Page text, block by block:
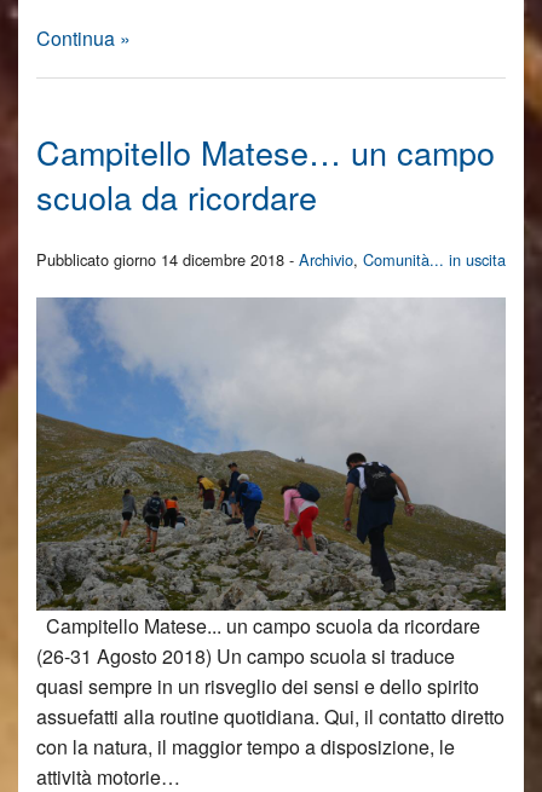
Continua »
Campitello Matese… un campo
scuola da ricordare
Pubblicato giorno 14 dicembre 2018 - Archivio, Comunità... in uscita
Campitello Matese... un campo scuola da ricordare
(26-31 Agosto 2018) Un campo scuola si traduce
quasi sempre in un risveglio dei sensi e dello spirito
assuefatti alla routine quotidiana. Qui, il contatto diretto
con la natura, il maggior tempo a disposizione, le
attività motorie…